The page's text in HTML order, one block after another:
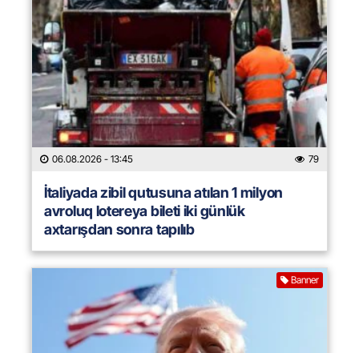
06.08.2026 - 13:45 79
İtaliyada zibil qutusuna atılan 1 milyon
avroluq lotereya bileti iki günlük
axtarışdan sonra tapılıb
Banner